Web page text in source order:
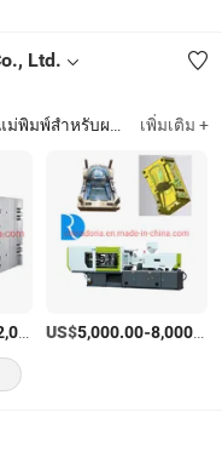
Ltd.
เครื่องเป่าขวดพลาสติก, เครื่องฉีดพลาสติก, แม่พิมพ์สำหรับผลิตภัณฑ์, แม่พิมพ์ทั่วไป, แม่พิมพ์ขวด PET, แม่พิมพ์มือสอง เพิ่มเติม +
/เตรียมตัว
US$5,000.00-8,000.00